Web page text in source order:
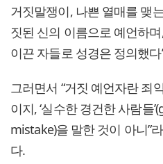
거짓말쟁이, 나쁜 열매를 맺
짓된 신의 이름으로 예언하
이끈 자들로 성경은 정의했
그러면서 “거짓 예언자란 죄
이지, ‘실수한 경건한 사람들
mistake)을 말한 것이 아니”
다.